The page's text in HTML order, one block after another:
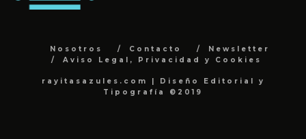
Nosotros Contacto
Newsletter
Aviso Legal, Privacidad y Cookies
rayitasazules.com | Diseño Editorial y
Tipografía ©2019